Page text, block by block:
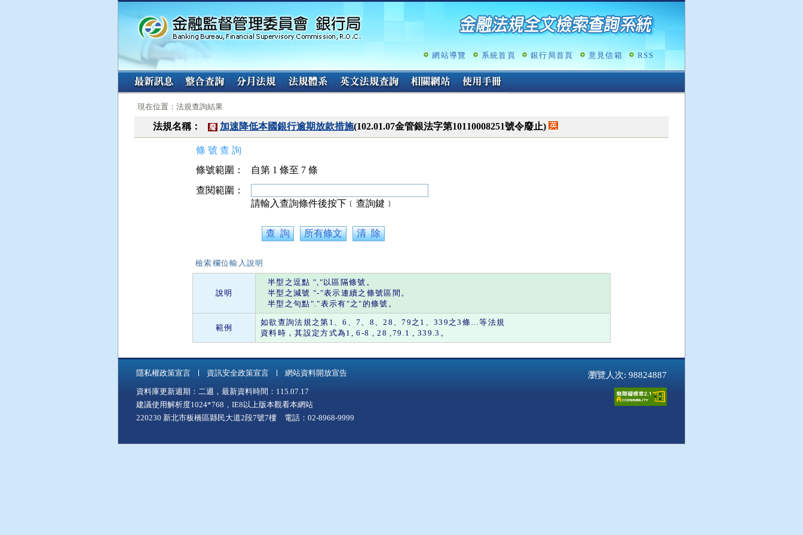
跳
容
網站導覽 系統首頁 銀行局首頁 意見信箱 RSS
:::
現在位置：法規查詢結果
法規名稱： 廢 加速降低本國銀行逾期放款措施(102.01.07金管銀法字第10110008251號令廢止)
條 號 查 詢
條號範圍：
自第 1 條至 7 條
查閱範圍：
請輸入查詢條件後按下﹝查詢鍵﹞
檢索欄位輸入說明
說明
半型之 逗點 ","以區隔條號。
半型之 減號 "-"表示連續之條號區間。
半型之 句點"."表示有"之"的條號。
範例
如欲查詢法規之第1、6、7、8、28、79之1、339之3條…等法規
資料時，其設定方式為1, 6-8 , 28 ,79.1 , 339.3。
隱私權政策宣言 資訊安全政策宣言 網站資料開放宣告 瀏覽人次: 98824887
資料庫更新週期：二週，最新資料時間：115.07.17
建議使用解析度1024*768，IE8以上版本觀看本網站
220230 新北市板橋區縣民大道2段7號7樓 電話：02-8968-9999